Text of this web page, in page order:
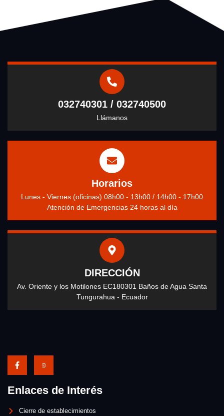
032740301 / 032740500
Llámanos
Horarios
Lunes - Viernes (oficinas) 08h00 - 13h00 / 14h00 - 17h00
Atención de Emergencias 24 horas al día
DIRECCIÓN
Av. Oriente y los Motilones EC180301 Baños de Agua Santa
Tungurahua - Ecuador
Enlaces de Interés
Cierre de establecimientos